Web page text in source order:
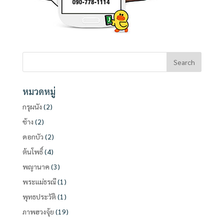
หมวดหมู่
กรุผนัง (2)
ช้าง (2)
ดอกบัว (2)
ต้นโพธิ์(4)
พญานาค (3)
พระแม่ธรณี(1)
พุทธประวัติ (1)
ภาพฮวงจุ้ย (19)